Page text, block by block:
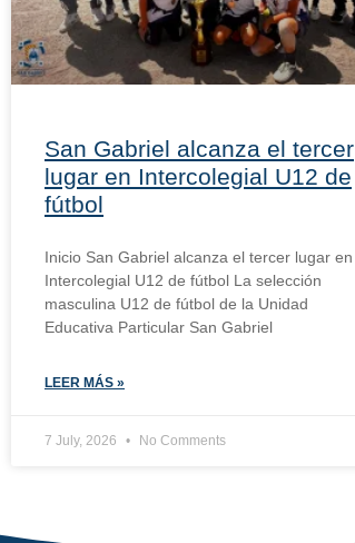
San Gabriel alcanza el tercer
lugar en Intercolegial U12 de
fútbol
Inicio San Gabriel alcanza el tercer lugar en
Intercolegial U12 de fútbol La selección
masculina U12 de fútbol de la Unidad
Educativa Particular San Gabriel
LEER MÁS »
7 July, 2026 No Comments